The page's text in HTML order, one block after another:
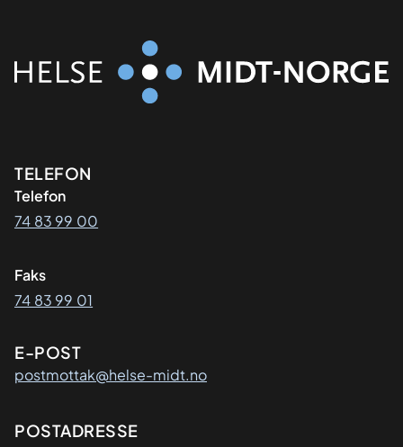
Kontaktinformasjon
TELEFON
Telefon
74 83 99 00
Faks
74 83 99 01
E-POST
postmottak@helse-midt.no
Adresse
POSTADRESSE